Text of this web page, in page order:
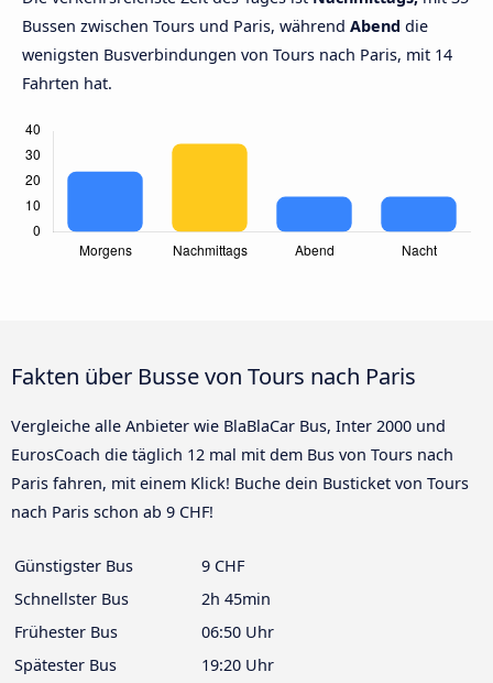
Bussen zwischen Tours und Paris, während Abend die
wenigsten Busverbindungen von Tours nach Paris, mit 14
Fahrten hat.
Fakten über Busse von Tours nach Paris
Vergleiche alle Anbieter wie BlaBlaCar Bus, Inter 2000 und
EurosCoach die täglich 12 mal mit dem Bus von Tours nach
Paris fahren, mit einem Klick! Buche dein Busticket von Tours
nach Paris schon ab 9 CHF!
Günstigster Bus
9 CHF
Schnellster Bus
2h 45min
Frühester Bus
06:50 Uhr
Spätester Bus
19:20 Uhr